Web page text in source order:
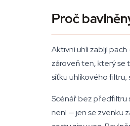
Proč
Aktivní uhlí zabíjí
zároveň ten, který se
síťku uhlíkového filtru,
Scénář bez předfiltru
není — jen se zvenku